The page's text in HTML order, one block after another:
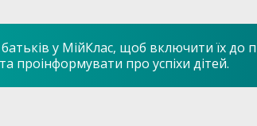
батьків у МійКлас, щоб включити їх до
проінформувати про успіхи дітей.